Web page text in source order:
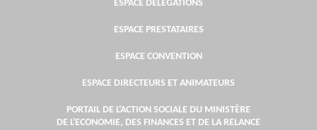
ESPACE DÉLÉGATIONS
ESPACE PRESTATAIRES
ESPACE CONVENTION
ESPACE DIRECTEURS ET ANIMATEURS
PORTAIL DE L'ACTION SOCIALE DU MINISTÈRE
DE L'ECONOMIE, DES FINANCES ET DE LA RELANCE